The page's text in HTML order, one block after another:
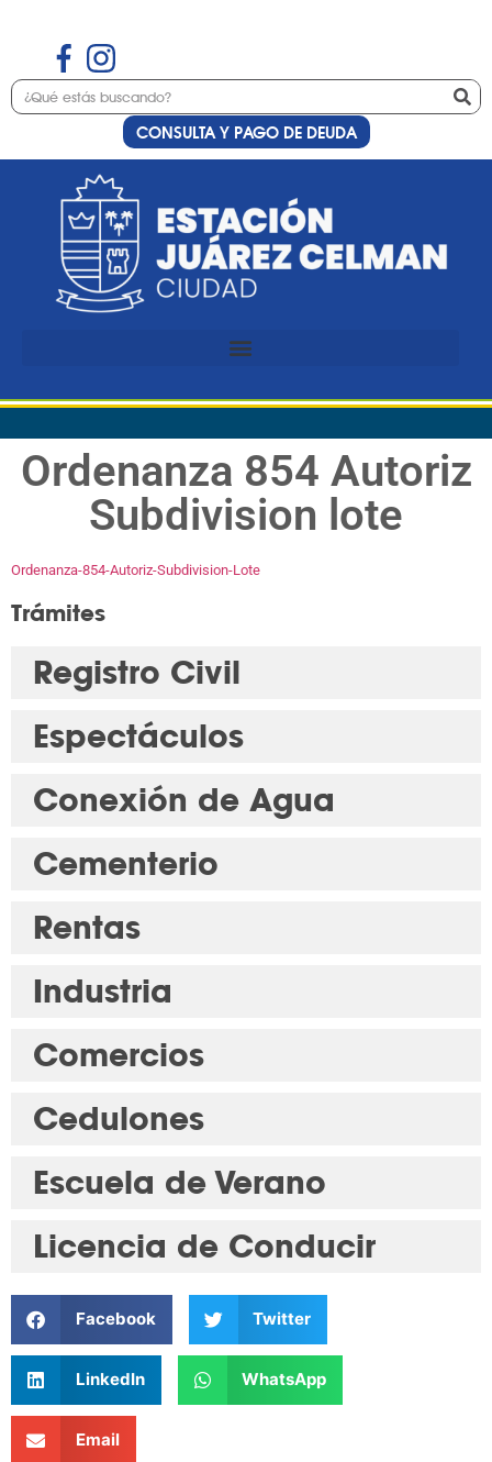
CONSULTA Y PAGO DE DEUDA
Ordenanza 854 Autoriz
Subdivision lote
Ordenanza-854-Autoriz-Subdivision-Lote
Trámites
Registro Civil
Espectáculos
Conexión de Agua
Cementerio
Rentas
Industria
Comercios
Cedulones
Escuela de Verano
Licencia de Conducir
Facebook Twitter
LinkedIn WhatsApp
Email